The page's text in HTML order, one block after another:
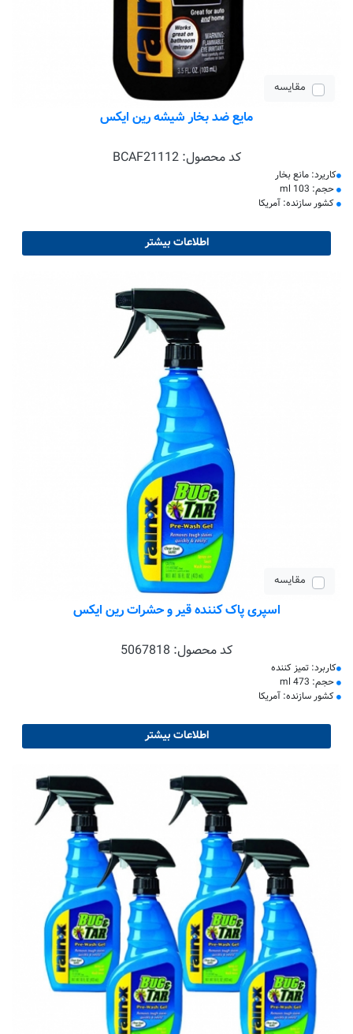
مقایسه
مایع ضد بخار شیشه رین ایکس
کد محصول:BCAF21112
کاریرد: مانع بخار
حجم: 103 ml
کشور سازنده: آمریکا
اطلاعات بیشتر
مقایسه
اسپری پاک کننده قیر و حشرات رین ایکس
کد محصول: 5067818
کاربرد: تمیز کننده
حجم: 473 ml
کشور سازنده: آمریکا
اطلاعات بیشتر